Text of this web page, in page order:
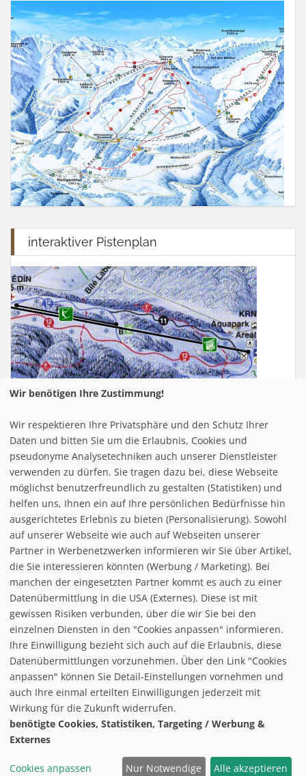
interaktiver Pistenplan
Infrastuktur Grossglockner - Heiligenblut
Loipe/Langlauf:
10
Snow tubing:
Eislaufen:
Rodelbahn:
1,1 km
Nachtrodeln:
Hallenbad:
follow us on facebook
Home
Datenschutzerklärung
Impressum
Cookie Management
Wir benötigen Ihre Zustimmung!
Wir respektieren Ihre Privatsphäre und den Schutz Ihrer
Daten und bitten Sie um die Erlaubnis, Cookies und
pseudonyme Analysetechniken auch unserer Dienstleister
verwenden zu dürfen. Sie tragen dazu bei, diese Webseite
möglichst benutzerfreundlich zu gestalten (Statistiken) und
helfen uns, Ihnen ein auf Ihre persönlichen Bedürfnisse hin
ausgerichtetes Erlebnis zu bieten (Personalisierung). Sowohl
auf unserer Webseite wie auch auf Webseiten unserer
Partner in Werbenetzwerken informieren wir Sie über Artikel,
die Sie interessieren könnten (Werbung / Marketing). Bei
manchen der eingesetzten Partner kommt es auch zu einer
Datenübermittlung in die USA (Externes). Diese ist mit
gewissen Risiken verbunden, über die wir Sie bei den
einzelnen Diensten in den "Cookies anpassen" informieren.
Ihre Einwilligung bezieht sich auch auf die Erlaubnis, diese
Datenübermittlungen vorzunehmen. Über den Link "Cookies
anpassen" können Sie Detail-Einstellungen vornehmen und
auch Ihre einmal erteilten Einwilligungen jederzeit mit
Wirkung für die Zukunft widerrufen.
benötigte Cookies, Statistiken, Targeting / Werbung &
Externes
Cookies anpassen Nur Notwendige Alle akzeptieren